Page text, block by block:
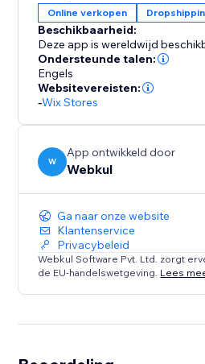
Online verkopen
Beschikbaarheid:
Deze app is wereldwijd
Ondersteunde talen:
Engels
Websitevereisten:
-Wix Stores
W
App ontwikkeld door
Webkul
Ga naar onze website
Klantenservice
Privacybeleid
Webkul Software Pvt. Ltd. zorgt
de EU-handelswetgeving. Lees